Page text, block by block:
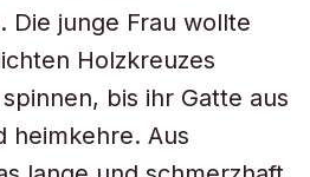
Die junge Frau wollte
Holzkreuzes
bis ihr Gatte aus
heimkehre. Aus